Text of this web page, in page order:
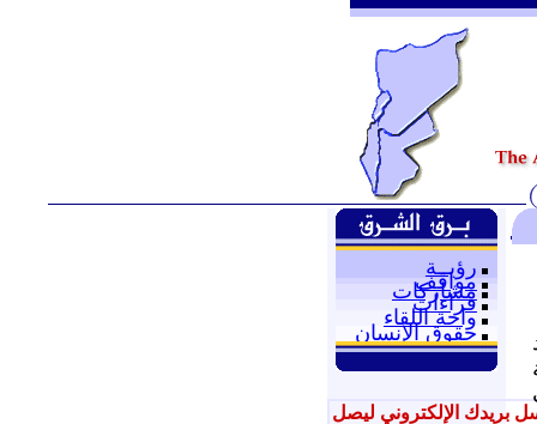
رؤيــة
مواقف
مشاركات
قراءات
واحة اللقاء
حقوق الإنسان
بريدك الإلكتروني ليصل